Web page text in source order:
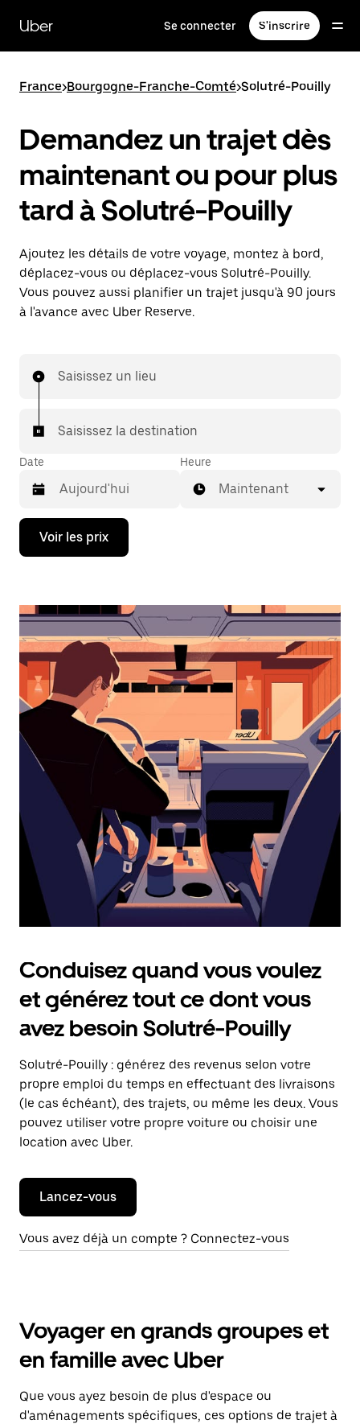
contenu
principal
Uber Se connecter S'inscrire
France>Bourgogne-Franche-Comté>Solutré-Pouilly
Demandez un trajet dès
maintenant ou pour plus
tard à Solutré-Pouilly
Ajoutez les détails de votre voyage, montez à bord,
déplacez-vous ou déplacez-vous Solutré-Pouilly.
Vous pouvez aussi planifier un trajet jusqu'à 90 jours
à l'avance avec Uber Reserve.
Saisissez un lieu
Saisissez la destination
Date
Appuyez
la
bas
ouvrir
le
calendrier
sélectionner
une
date.
Appuyez
sur
touche
pour
fermer
le
calendrier.
Heure
Maintenant
Voir les prix
Conduisez quand vous voulez
et générez tout ce dont vous
avez besoin Solutré-Pouilly
Solutré-Pouilly : générez des revenus selon votre
propre emploi du temps en effectuant des livraisons
(le cas échéant), des trajets, ou même les deux. Vous
pouvez utiliser votre propre voiture ou choisir une
location avec Uber.
Lancez-vous
Vous avez déjà un compte ? Connectez-vous
Voyager en grands groupes et
en famille avec Uber
Que vous ayez besoin de plus d'espace ou
d'aménagements spécifiques, ces options de trajet à